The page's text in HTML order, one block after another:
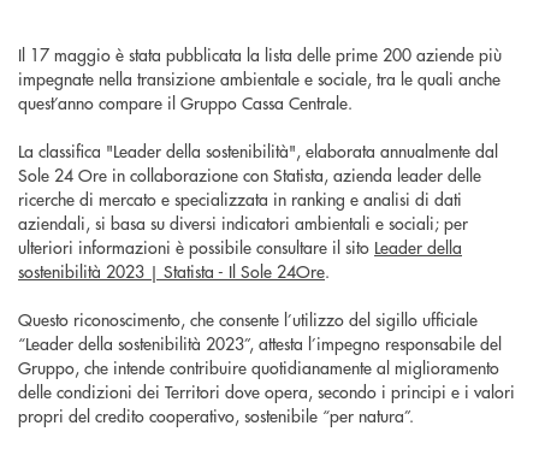
Il 17 maggio è stata pubblicata la lista delle prime 200 aziende più
impegnate nella transizione ambientale e sociale, tra le quali anche
quest’anno compare il Gruppo Cassa Centrale.
La classifica "Leader della sostenibilità", elaborata annualmente dal
Sole 24 Ore in collaborazione con Statista, azienda leader delle
ricerche di mercato e specializzata in ranking e analisi di dati
aziendali, si basa su diversi indicatori ambientali e sociali; per
ulteriori informazioni è possibile consultare il sito Leader della
sostenibilità 2023 | Statista - Il Sole 24Ore.
Questo riconoscimento, che consente l’utilizzo del sigillo ufficiale
“Leader della sostenibilità 2023”, attesta l’impegno responsabile del
Gruppo, che intende contribuire quotidianamente al miglioramento
delle condizioni dei Territori dove opera, secondo i principi e i valori
propri del credito cooperativo, sostenibile “per natura”.